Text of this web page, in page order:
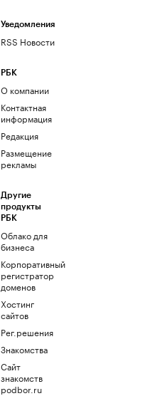
Уведомления
RSS Новости
РБК
О компании
Контактная
информация
Редакция
Размещение
рекламы
Другие
продукты
РБК
Облако для
бизнеса
Корпоративный
регистратор
доменов
Хостинг
сайтов
Рег.решения
Знакомства
Сайт
знакомств
podbor.ru